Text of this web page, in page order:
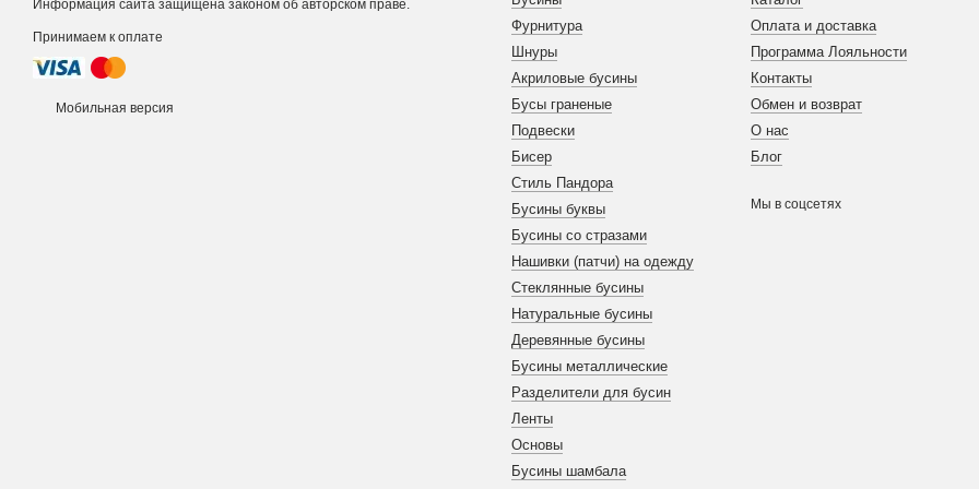
Информация сайта защищена законом об авторском праве.
Принимаем к оплате
Мобильная версия
Фурнитура
Шнуры
Акриловые бусины
Бусы граненые
Подвески
Бисер
Стиль Пандора
Бусины буквы
Бусины со стразами
Нашивки (патчи) на одежду
Стеклянные бусины
Натуральные бусины
Деревянные бусины
Бусины металлические
Разделители для бусин
Ленты
Основы
Бусины шамбала
Оплата и доставка
Программа Лояльности
Контакты
Обмен и возврат
О нас
Блог
Мы в соцсетях